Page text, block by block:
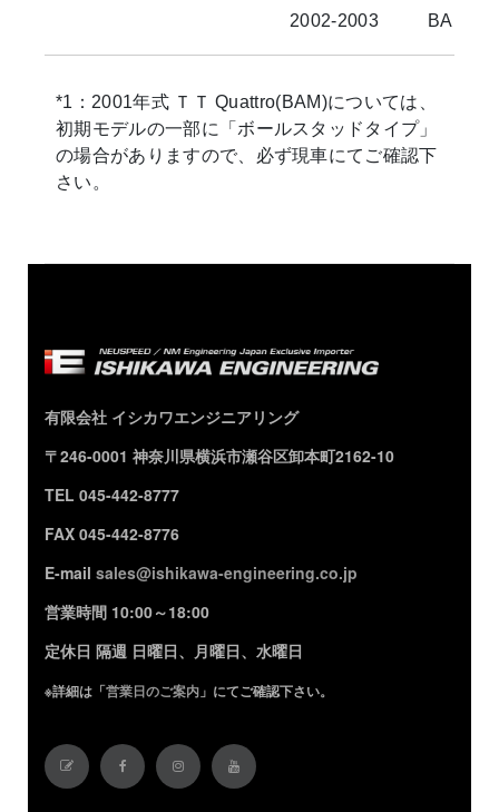
2002-2003 BAM
*1：2001年式 ＴＴ Quattro(BAM)については、
初期モデルの一部に「ボールスタッドタイプ」
の場合がありますので、必ず現車にてご確認下
さい。
有限会社 イシカワエンジニアリング
〒246-0001 神奈川県横浜市瀬谷区卸本町2162-10
TEL 045-442-8777
FAX 045-442-8776
E-mail sales@ishikawa-engineering.co.jp
営業時間 10:00～18:00
定休日 隔週 日曜日、月曜日、水曜日
※詳細は「営業日のご案内 」にてご確認下さい。